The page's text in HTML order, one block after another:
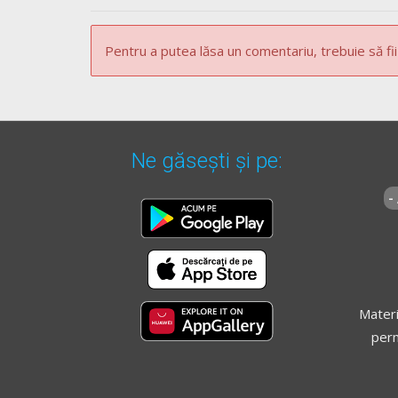
Pentru a putea lăsa un comentariu, trebuie să
Ne găsești și pe:
-